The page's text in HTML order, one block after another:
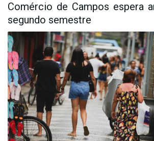
Comércio de Campos espera
segundo semestre